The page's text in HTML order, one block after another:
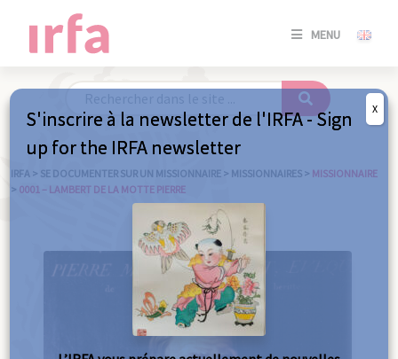
MENU
SE
/
IRFA > SE DOCUMENTER SUR UN MISSIONNAIRE > MISSIONNAIRES > MISSIONNAIRE
> 0001 – LAMBERT DE LA MOTTE PIERRE
S'inscrire à la newsletter de l'IRFA - Sign
up for the IRFA newsletter
X